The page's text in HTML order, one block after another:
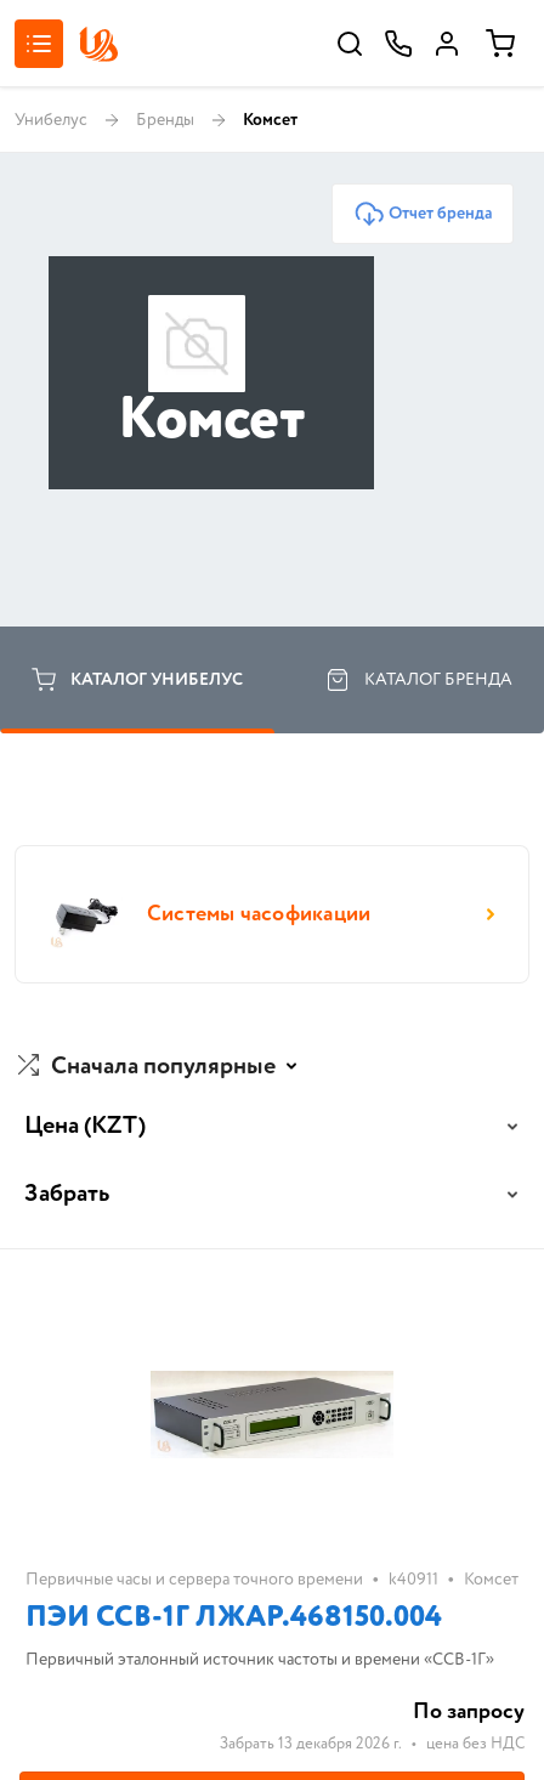
Унибелус Бренды Комсет
Отчет бренда
Комсет
КАТАЛОГ УНИБЕЛУС КАТАЛОГ БРЕНДА
Системы часофикации
Сначала популярные
Цена(KZT)
Забрать
Первичные часы и сервера точного времени • k40911 • Комсет
ПЭИ ССВ-1Г ЛЖАР.468150.004
Первичный эталонный источник частоты и времени «ССВ-1Г»
По запросу
Забрать 13 декабря 2026 г. • цена без НДС